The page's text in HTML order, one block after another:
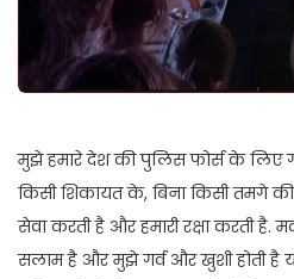
मुझे हमारे देश की पुलिस फोर्स के लिए
किसी शिकायत के, बिना किसी तमगे
सेवा करती है और हमारी रक्षा करती है.
सलाम है और मुझे गर्व और खुशी होती